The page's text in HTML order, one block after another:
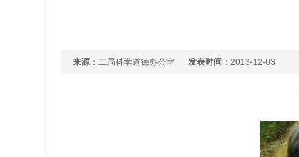
来源： 二局科学道德办公室 发表时间： 2013-12-03